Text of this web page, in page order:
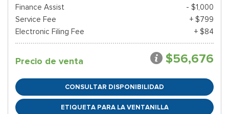
Finance Assist
- $1,000
Service Fee
+ $799
Electronic Filing Fee
+ $84
Precio de venta $56,676
CONSULTAR DISPONIBILIDAD
ETIQUETA PARA LA VENTANILLA